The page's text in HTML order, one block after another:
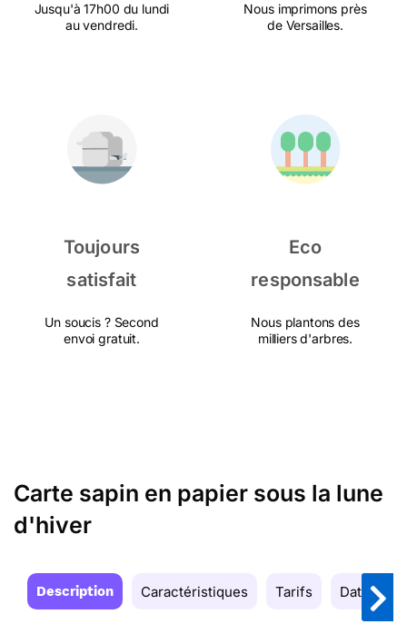
Jusqu'à 17h00 du lundi
au vendredi.
Nous imprimons près
de Versailles.
Toujours
satisfait
Un soucis ? Second
envoi gratuit.
Eco
responsable
Nous plantons des
milliers d'arbres.
Carte sapin en papier sous la lune
d'hiver
Description Caractéristiques Tarifs Date de